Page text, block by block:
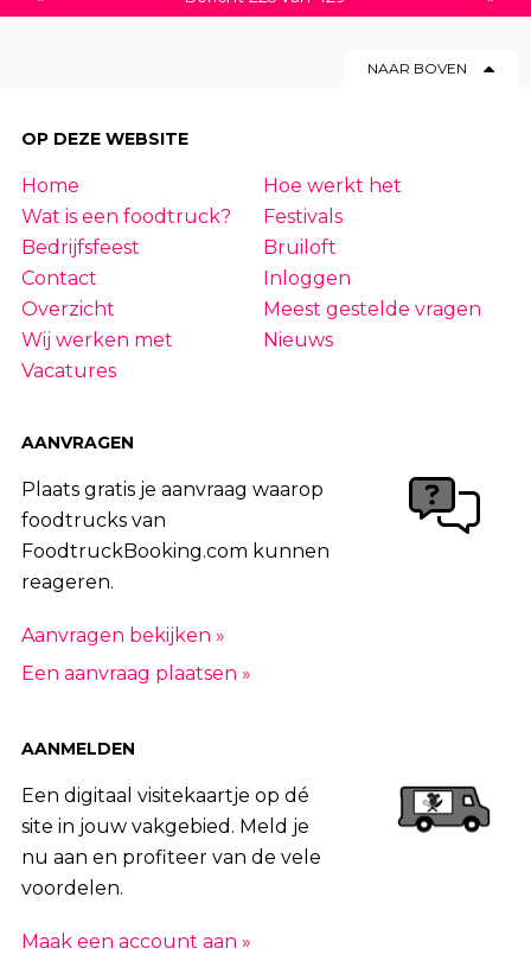
NAAR BOVEN
OP DEZE WEBSITE
Home
Hoe werkt het
Wat is een foodtruck?
Festivals
Bedrijfsfeest
Bruiloft
Contact
Inloggen
Overzicht
Meest gestelde vragen
Wij werken met
Nieuws
Vacatures
AANVRAGEN
Plaats gratis je aanvraag waarop
foodtrucks van
FoodtruckBooking.com kunnen
reageren.
Aanvragen bekijken »
Een aanvraag plaatsen »
AANMELDEN
Een digitaal visitekaartje op dé
site in jouw vakgebied. Meld je
nu aan en profiteer van de vele
voordelen.
Maak een account aan »